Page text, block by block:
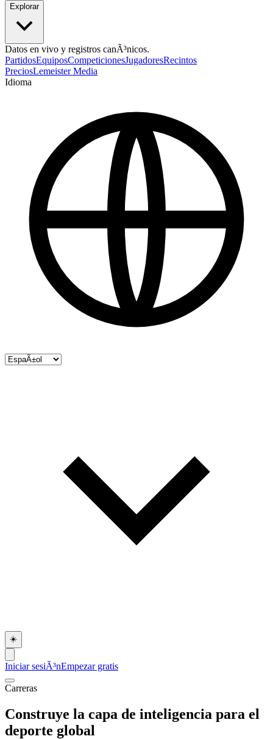
Explorar
Datos en vivo y registros canÃ³nicos.
PartidosEquiposCompeticionesJugadoresRecintos
PreciosLemeister Media
Idioma
☀️
Iniciar sesiÃ³nEmpezar gratis
Carreras
Construye la capa de inteligencia para el
deporte global